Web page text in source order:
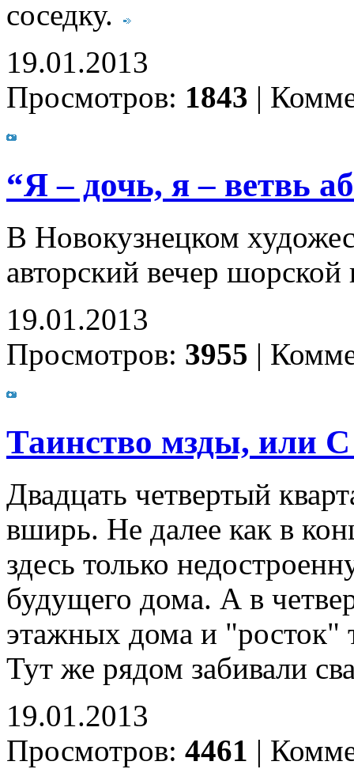
соседку.
19.01.2013
Просмотров: 1843 |
“Я – дочь, я – ветвь
В Новокузнецком
авторский вечер
19.01.2013
Просмотров: 3955 |
Таинство мзды, или
Двадцать четвертый
вширь. Не далее как в
здесь только
будущего дома. А в
этажных дома и "росток"
Тут же рядом забивали
19.01.2013
Просмотров: 4461 |